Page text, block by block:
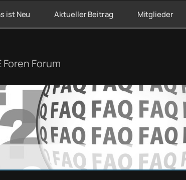
ist Neu Aktueller Beitrag Mitglieder
Foren Forum